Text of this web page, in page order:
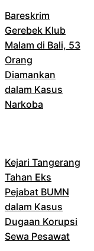
Bareskrim
Gerebek Klub
Malam di Bali, 53
Orang
Diamankan
dalam Kasus
Narkoba
Kejari Tangerang
Tahan Eks
Pejabat BUMN
dalam Kasus
Dugaan Korupsi
Sewa Pesawat